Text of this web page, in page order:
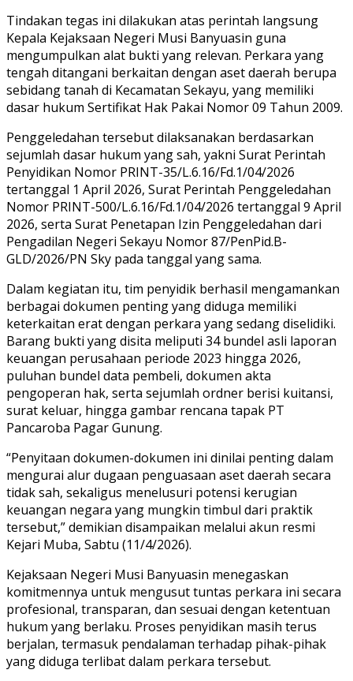
Tindakan tegas ini dilakukan atas perintah langsung
Kepala Kejaksaan Negeri Musi Banyuasin guna
mengumpulkan alat bukti yang relevan. Perkara yang
tengah ditangani berkaitan dengan aset daerah berupa
sebidang tanah di Kecamatan Sekayu, yang memiliki
dasar hukum Sertifikat Hak Pakai Nomor 09 Tahun 2009.
Penggeledahan tersebut dilaksanakan berdasarkan
sejumlah dasar hukum yang sah, yakni Surat Perintah
Penyidikan Nomor PRINT-35/L.6.16/Fd.1/04/2026
tertanggal 1 April 2026, Surat Perintah Penggeledahan
Nomor PRINT-500/L.6.16/Fd.1/04/2026 tertanggal 9 April
2026, serta Surat Penetapan Izin Penggeledahan dari
Pengadilan Negeri Sekayu Nomor 87/PenPid.B-
GLD/2026/PN Sky pada tanggal yang sama.
Dalam kegiatan itu, tim penyidik berhasil mengamankan
berbagai dokumen penting yang diduga memiliki
keterkaitan erat dengan perkara yang sedang diselidiki.
Barang bukti yang disita meliputi 34 bundel asli laporan
keuangan perusahaan periode 2023 hingga 2026,
puluhan bundel data pembeli, dokumen akta
pengoperan hak, serta sejumlah ordner berisi kuitansi,
surat keluar, hingga gambar rencana tapak PT
Pancaroba Pagar Gunung.
“Penyitaan dokumen-dokumen ini dinilai penting dalam
mengurai alur dugaan penguasaan aset daerah secara
tidak sah, sekaligus menelusuri potensi kerugian
keuangan negara yang mungkin timbul dari praktik
tersebut,” demikian disampaikan melalui akun resmi
Kejari Muba, Sabtu (11/4/2026).
Kejaksaan Negeri Musi Banyuasin menegaskan
komitmennya untuk mengusut tuntas perkara ini secara
profesional, transparan, dan sesuai dengan ketentuan
hukum yang berlaku. Proses penyidikan masih terus
berjalan, termasuk pendalaman terhadap pihak-pihak
yang diduga terlibat dalam perkara tersebut.